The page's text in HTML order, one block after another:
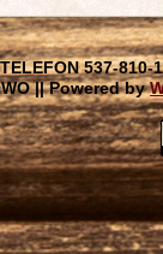
TELEFON 537-810-
|| Powered by